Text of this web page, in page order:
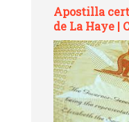
Apostilla
de La Haye |